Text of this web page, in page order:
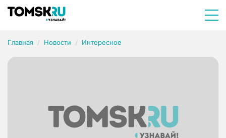
Главная Новости Интересное